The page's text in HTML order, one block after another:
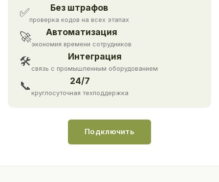
✅ Без штрафов
проверка кодов на всех этапах
🚀 Автоматизация
экономия времени сотрудников
🛠 Интеграция
связь с промышленным оборудованием
📞 24/7
круглосуточная техподдержка
Подключить